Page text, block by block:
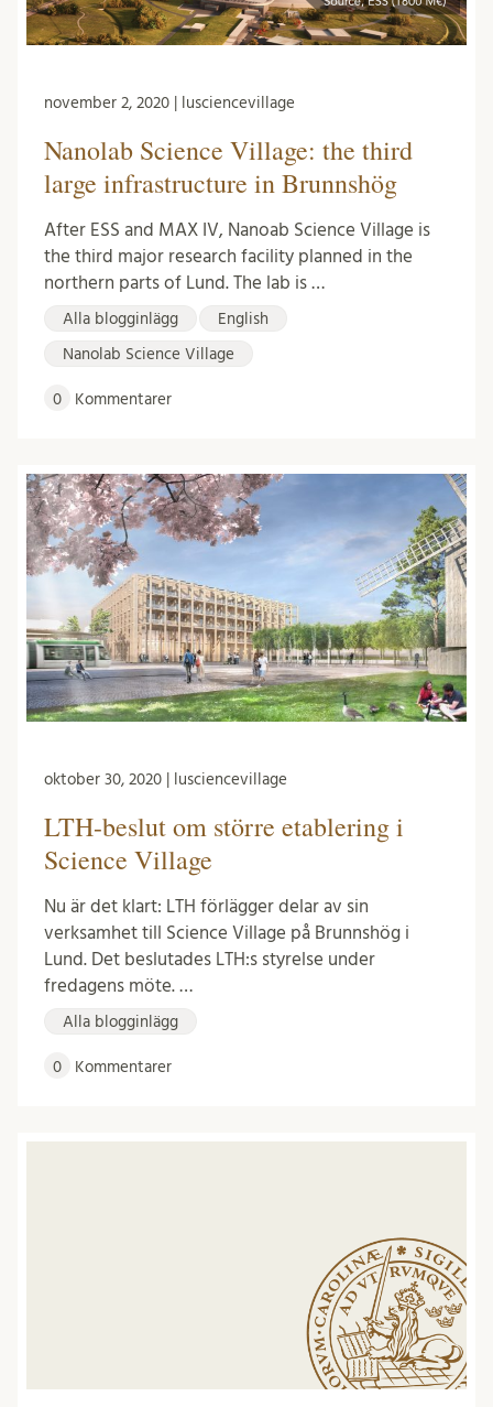
november 2, 2020 | lusciencevillage
Nanolab Science Village: the third
large infrastructure in Brunnshög
After ESS and MAX IV, Nanoab Science Village is
the third major research facility planned in the
northern parts of Lund. The lab is …
Alla blogginlägg English
Nanolab Science Village
0 Kommentarer
oktober 30, 2020 | lusciencevillage
LTH-beslut om större etablering i
Science Village
Nu är det klart: LTH förlägger delar av sin
verksamhet till Science Village på Brunnshög i
Lund. Det beslutades LTH:s styrelse under
fredagens möte. …
Alla blogginlägg
0 Kommentarer